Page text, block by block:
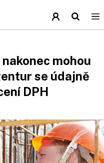
mohou
se údajně
DPH